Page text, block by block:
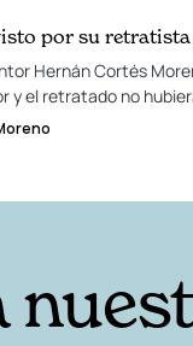
por su retratista
Hernán Cortés
y el retratado no